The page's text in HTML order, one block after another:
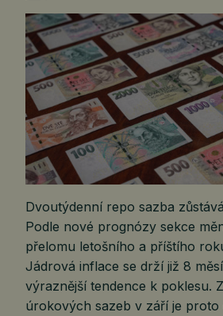
Dvoutýdenní repo sazba
Podle nové prognózy sekce
přelomu letošního a příštího
Jádrová inflace se drží již 8
výraznější tendence k poklesu.
úrokových sazeb v září je proto